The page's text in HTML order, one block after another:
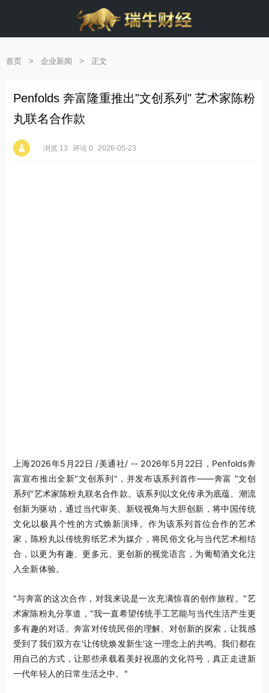
首页 > 企业新闻 > 正文
Penfolds 奔富隆重推出"文创系列" 艺术家陈粉
丸联名合作款
浏览 13 评论 0 2026-05-23
上海2026年5月22日 /美通社/ -- 2026年5月22日，Penfolds奔
富宣布推出全新"文创系列"，并发布该系列首作——奔富 "文创
系列"艺术家陈粉丸联名合作款。该系列以文化传承为底蕴、潮流
创新为驱动，通过当代审美、新锐视角与大胆创新，将中国传统
文化以极具个性的方式焕新演绎。作为该系列首位合作的艺术
家，陈粉丸以传统剪纸艺术为媒介，将民俗文化与当代艺术相结
合，以更为有趣、更多元、更创新的视觉语言，为葡萄酒文化注
入全新体验。
"与奔富的这次合作，对我来说是一次充满惊喜的创作旅程。"艺
术家陈粉丸分享道，"我一直希望传统手工艺能与当代生活产生更
多有趣的对话。奔富对传统民俗的理解、对创新的探索，让我感
受到了我们双方在'让传统焕发新生'这一理念上的共鸣。我们都在
用自己的方式，让那些承载着美好祝愿的文化符号，真正走进新
一代年轻人的日常生活之中。"